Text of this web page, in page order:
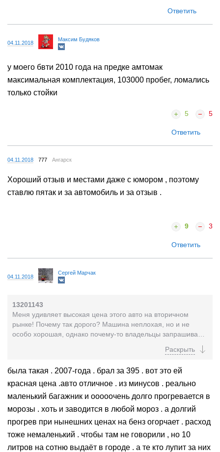
Ответить
04.11.2018
Максим Будяков
у моего бвти 2010 года на предке амтомак
максимальная комплектация, 103000 пробег, ломались
только стойки
5 5
Ответить
04.11.2018 777 Ангарск
Хороший отзыв и местами даже с юмором , поэтому
ставлю пятак и за автомобиль и за отзыв .
9 3
Ответить
04.11.2018
Сергей Марчак
13201143
Меня удивляет высокая цена этого авто на вторичном
рынке! Почему так дорого? Машина неплохая, но и не
особо хорошая, однако почему-то владельцы запрашивают
была такая . 2007-года . брал за 395 . вот это ей
красная цена .авто отличное . из минусов . реально
маленький багажник и ооооочень долго прогревается в
морозы . хоть и заводится в любой мороз . а долгий
прогрев при нынешних ценах на бенз огорчает . расход
тоже немаленький . чтобы там не говорили , но 10
литров на сотню выдаёт в городе . а те кто лупит за них